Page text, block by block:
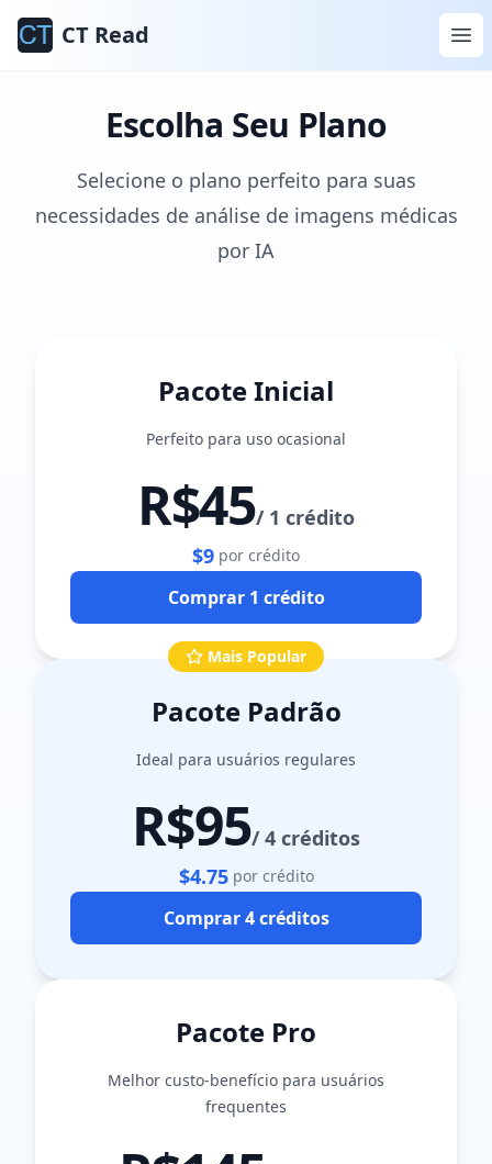
CT Read
Escolha Seu Plano
Selecione o plano perfeito para suas
necessidades de análise de imagens médicas
por IA
Pacote Inicial
Perfeito para uso ocasional
R$45/ 1 crédito
$9 por crédito
Comprar 1 crédito
Mais Popular
Pacote Padrão
Ideal para usuários regulares
R$95/4 créditos
$4.75 por crédito
Comprar 4 créditos
Pacote Pro
Melhor custo-benefício para usuários
frequentes